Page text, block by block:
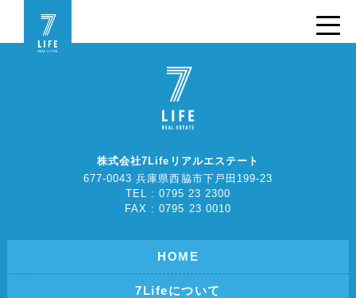
株式会社7Lifeリアルエステート
677-0043 兵庫県西脇市下戸田199-23
TEL : 0795 23 2300
FAX : 0795 23 0010
HOME
7Lifeについて